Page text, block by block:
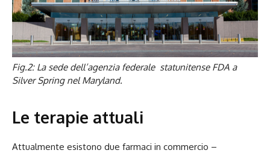
Fig.2: La sede dell’agenzia federale statunitense FDA a
Silver Spring nel Maryland.
Le terapie attuali
Attualmente esistono due farmaci in commercio –